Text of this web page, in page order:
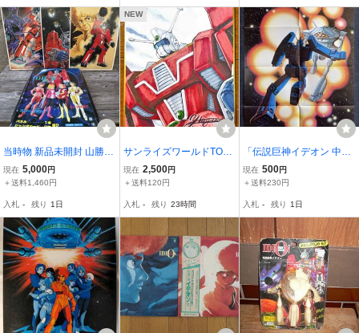
当時物 新品未開封 山勝
伝説巨神 イデオン ミニプ
ロ当て サンライズ ブロマ
レトログッズ ビンテージ
現在 5,000円
＋送料1,460円
入札 - 残り 1日
NEW
サンライズワールドTOKY
O スペシャルエキシビシ
ョン入場特典 伝説巨神イ
ろしイラスト 複製ミニ色
紙 スパロボ
現在 2,500円
＋送料120円
入札 - 残り 23時間
「伝説巨神イデオン 中村
光毅/六神合体ゴッドマー
ズ」 ポスター ジ・アニメ
現在 500円
＋送料230円
入札 - 残り 1日